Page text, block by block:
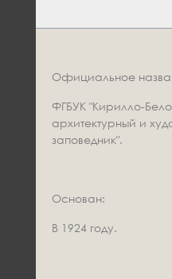
Официальное
ФГБУК "Кирилло-
архитектурный и
заповедник".
Основан:
В 1924 году.